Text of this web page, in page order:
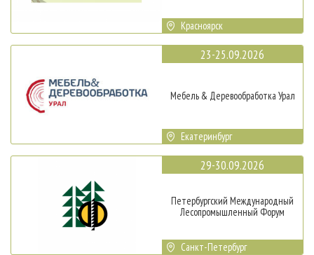
Красноярск
23-25.09.2026
Мебель & Деревообработка Урал
Екатеринбург
29-30.09.2026
Петербургский Международный
Лесопромышленный Форум
Санкт-Петербург